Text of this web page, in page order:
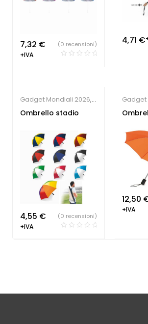
7,32 €
+IVA
(0 recensioni) 4,71 €
Gadget Mondiali 2026,
Gadget per eventi
Personalizzato
Ombrello stadio
4,55 €
+IVA
(0 recensioni)
12,50
+IVA